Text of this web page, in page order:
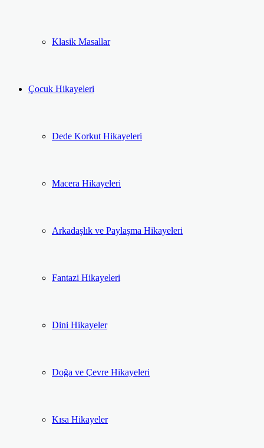
Klasik Masallar
Çocuk Hikayeleri
Dede Korkut Hikayeleri
Macera Hikayeleri
Arkadaşlık ve Paylaşma Hikayeleri
Fantazi Hikayeleri
Dini Hikayeler
Doğa ve Çevre Hikayeleri
Kısa Hikayeler